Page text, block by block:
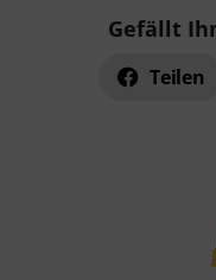
Gefällt
Teilen